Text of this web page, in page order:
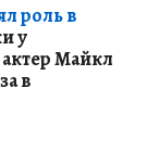
роль в
у
Майкл
в